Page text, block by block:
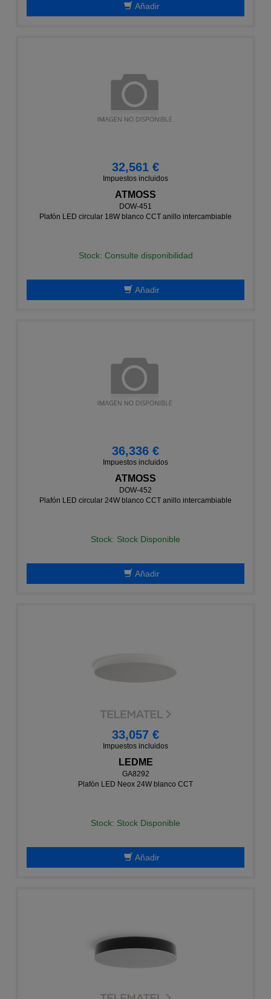
Añadir
32,561 €
Impuestos incluidos
ATMOSS
DOW-451
Plafón LED circular 18W blanco CCT anillo intercambiable
Stock: Consulte disponibilidad
Añadir
36,336 €
Impuestos incluidos
ATMOSS
DOW-452
Plafón LED circular 24W blanco CCT anillo intercambiable
Stock: Stock Disponible
Añadir
33,057 €
Impuestos incluidos
LEDME
GA8292
Plafón LED Neox 24W blanco CCT
Stock: Stock Disponible
Añadir